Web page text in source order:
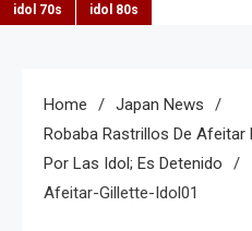
idol 70s
idol 80s
Home
Japan News
Robaba Rastrillos De
Por Las Idol; Es Detenido
Afeitar-Gillette-Idol01